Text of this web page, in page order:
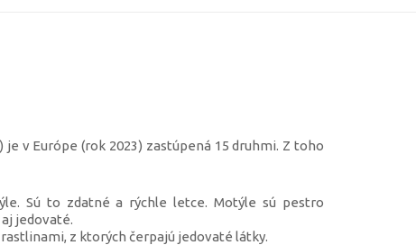
v Európe (rok 2023) zastúpená 15 druhmi. Z toho
Sú to zdatné a rýchle letce. Motýle sú pestro
jedovaté.
z ktorých čerpajú jedovaté látky.